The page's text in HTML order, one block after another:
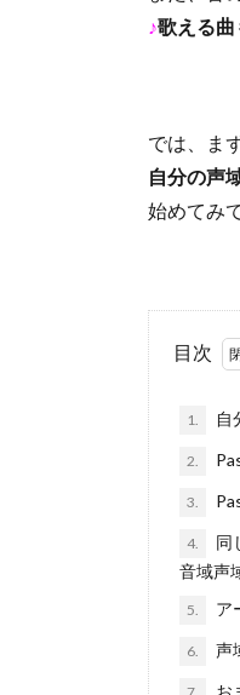
♪歌える曲
では、ま
自分の声
始めてみ
目次
1. 自
2.
3.
4.
同
音域声
5. ア
6. 声
お